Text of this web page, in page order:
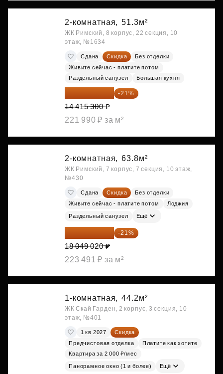
2-комнатная, 51.3м²
ЖК Римский, 8 корпус, 22 секция, 10
этаж, №1634
Сдана Скидка
Без отделки
Живите сейчас - платите потом
Раздельный санузел
Большая кухня
11 388 087 ₽ -21%
14 415 300 ₽
221 990 ₽ за м²
2-комнатная, 63.8м²
ЖК Римский, 7 корпус, 7 секция, 10 этаж,
№430
Сдана Скидка
Без отделки
Живите сейчас - платите потом
Лоджия
Раздельный санузел Ещё
14 258 726 ₽ -21%
18 049 020 ₽
223 491 ₽ за м²
1-комнатная, 44.2м²
ЖК Скай Гарден, 2 корпус, 3 секция, 10
этаж, №401
1 кв 2027
Скидка
Предчистовая отделка
Платите как хотите
Квартира за 2 000 ₽/мес
Панорамное окно (1 и более) Ещё